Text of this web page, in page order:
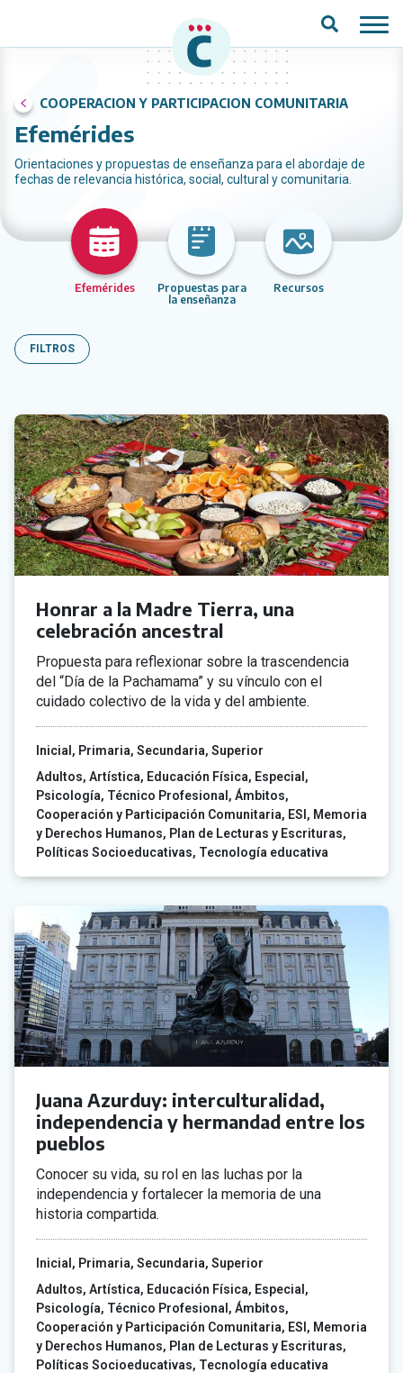
COOPERACION Y PARTICIPACION COMUNITARIA
Efemérides
Orientaciones y propuestas de enseñanza para el abordaje de
fechas de relevancia histórica, social, cultural y comunitaria.
Efemérides
Propuestas para
la enseñanza
Recursos
FILTROS
Honrar a la Madre Tierra, una
celebración ancestral
Propuesta para reflexionar sobre la trascendencia
del “Día de la Pachamama” y su vínculo con el
cuidado colectivo de la vida y del ambiente.
Inicial Primaria Secundaria Superior
Adultos Artística Educación Física
Especial
Psicología Técnico Profesional
Ámbitos
Cooperación y Participación Comunitaria
ESI
Memoria
y Derechos Humanos
Plan de Lecturas y Escrituras
Políticas Socioeducativas Tecnología educativa
Juana Azurduy: interculturalidad,
independencia y hermandad entre los
pueblos
Conocer su vida, su rol en las luchas por la
independencia y fortalecer la memoria de una
historia compartida.
Inicial Primaria Secundaria Superior
Adultos Artística Educación Física
Especial
Psicología Técnico Profesional
Ámbitos
Cooperación y Participación Comunitaria
ESI
Memoria
y Derechos Humanos
Plan de Lecturas y Escrituras
Políticas Socioeducativas Tecnología educativa